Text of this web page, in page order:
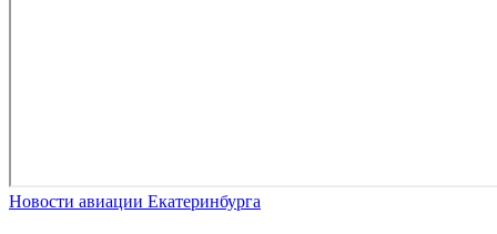
Новости авиации Екатеринбурга